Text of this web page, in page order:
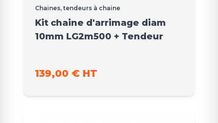
Chaines, tendeurs à chaine
Kit chaine d'arrimage diam
10mm LG2m500 + Tendeur
139,00 € HT